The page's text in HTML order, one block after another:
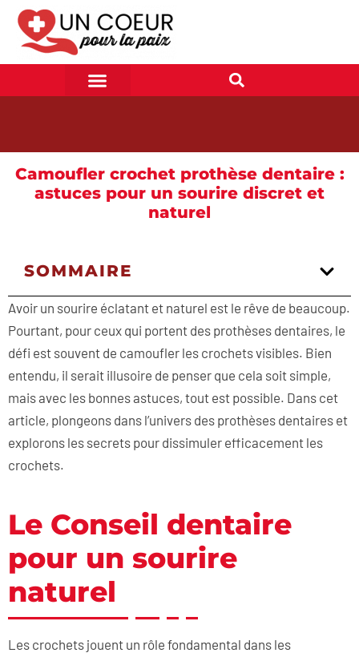
Camoufler crochet prothèse dentaire :
astuces pour un sourire discret et
naturel
SOMMAIRE
Avoir un sourire éclatant et naturel est le rêve de beaucoup.
Pourtant, pour ceux qui portent des prothèses dentaires, le
défi est souvent de camoufler les crochets visibles. Bien
entendu, il serait illusoire de penser que cela soit simple,
mais avec les bonnes astuces, tout est possible. Dans cet
article, plongeons dans l’univers des prothèses dentaires et
explorons les secrets pour dissimuler efficacement les
crochets.
Le Conseil dentaire
pour un sourire
naturel
Les crochets jouent un rôle fondamental dans les